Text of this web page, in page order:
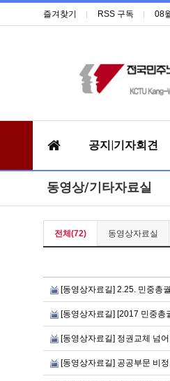
즐겨찾기 RSS 구독 08
공지|기자회견
동영상/기타자료실
전체(72) 동영상자료실
[동영상자료길] 2.25. 민중총
[동영상자료길] [2017 민중총
[동영상자료길] 정권교체 넘
[동영상자료길] 공공부문 비